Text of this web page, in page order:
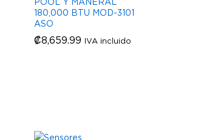
180,000 BTU MOD-3101
ASO
₡8,659.99 IVA incluido
₡8,659.99